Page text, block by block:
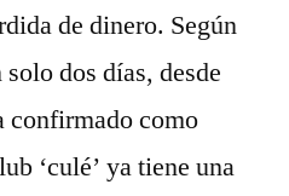
de dinero. Según
dos días, desde
confirmado como
‘culé’ ya tiene una